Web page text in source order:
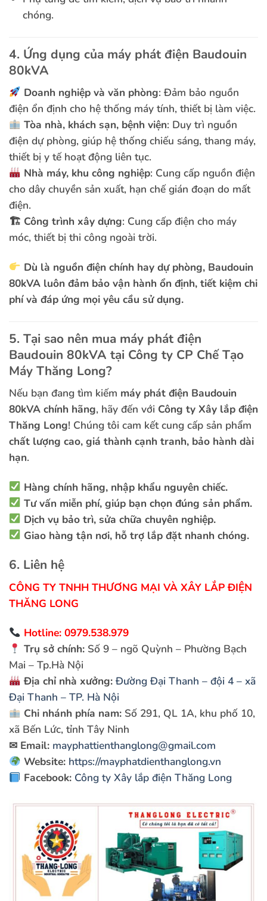
chóng.
4. Ứng dụng của máy phát điện Baudouin
80kVA
Doanh nghiệp và văn phòng: Đảm bảo nguồn
điện ổn định cho hệ thống máy tính, thiết bị làm việc.
Tòa nhà, khách sạn, bệnh viện: Duy trì nguồn
điện dự phòng, giúp hệ thống chiếu sáng, thang máy,
thiết bị y tế hoạt động liên tục.
Nhà máy, khu công nghiệp: Cung cấp nguồn điện
cho dây chuyền sản xuất, hạn chế gián đoạn do mất
điện.
🏗 Công trình xây dựng: Cung cấp điện cho máy
móc, thiết bị thi công ngoài trời.
Dù là nguồn điện chính hay dự phòng, Baudouin
80kVA luôn đảm bảo vận hành ổn định, tiết kiệm chi
phí và đáp ứng mọi yêu cầu sử dụng.
5. Tại sao nên mua máy phát điện
Baudouin 80kVA tại Công ty CP Chế Tạo
Máy Thăng Long?
Nếu bạn đang tìm kiếm máy phát điện Baudouin
80kVA chính hãng, hãy đến với Công ty Xây lắp điện
Thăng Long! Chúng tôi cam kết cung cấp sản phẩm
chất lượng cao, giá thành cạnh tranh, bảo hành dài
hạn.
Hàng chính hãng, nhập khẩu nguyên chiếc.
Tư vấn miễn phí, giúp bạn chọn đúng sản phẩm.
Dịch vụ bảo trì, sửa chữa chuyên nghiệp.
Giao hàng tận nơi, hỗ trợ lắp đặt nhanh chóng.
6. Liên hệ
CÔNG TY TNHH THƯƠNG MẠI VÀ XÂY LẮP ĐIỆN
THĂNG LONG
Hotline: 0979.538.979
Trụ sở chính:Số 9 – ngõ Quỳnh – Phường Bạch
Mai – Tp.Hà Nội
Địa chỉ nhà xưởng: Đường Đại Thanh – đội 4 – xã
Đại Thanh – TP. Hà Nội
Chi nhánh phía nam:Số 291, QL 1A, khu phố 10,
xã Bến Lức, tỉnh Tây Ninh
✉ Email: mayphattienthanglong@gmail.com
Website: https://mayphatdienthanglong.vn
Facebook: Công ty Xây lắp điện Thăng Long